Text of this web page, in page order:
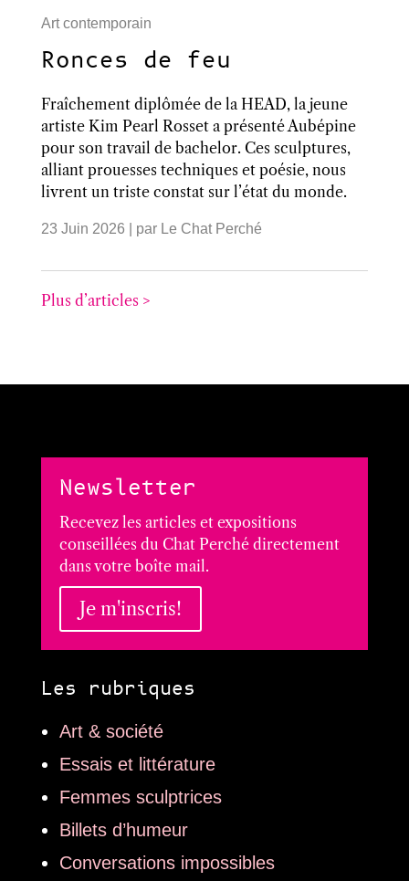
Art contemporain
Ronces de feu
Fraîchement diplômée de la HEAD, la jeune
artiste Kim Pearl Rosset a présenté Aubépine
pour son travail de bachelor. Ces sculptures,
alliant prouesses techniques et poésie, nous
livrent un triste constat sur l’état du monde.
23 Juin 2026 | par Le Chat Perché
Plus d’articles >
Newsletter
Recevez les articles et expositions
conseillées du Chat Perché directement
dans votre boîte mail.
Je m'inscris!
Les rubriques
Art & société
Essais et littérature
Femmes sculptrices
Billets d’humeur
Conversations impossibles